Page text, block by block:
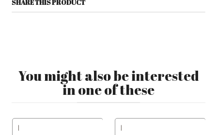
SHARE THIS PRODUCT
You might also be interested
in one of these
| |